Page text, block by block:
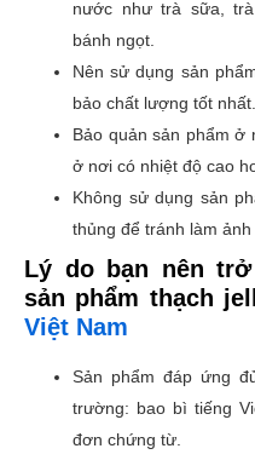
nước như trà sữa,
bánh ngọt.
Nên sử dụng sản
bảo chất lượng tốt nhất.
Bảo quản sản phẩm ở
ở nơi có nhiệt độ cao
Không sử dụng sản
thủng để tránh làm
Lý do bạn nên
sản phẩm thạch
Việt Nam
Sản phẩm đáp ứng
trường: bao bì tiếng
đơn chứng từ.